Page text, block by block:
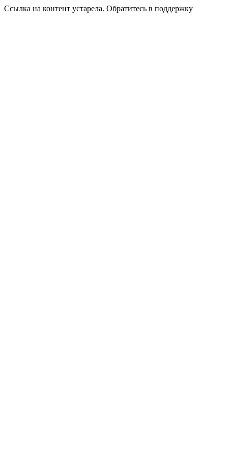
Ссылка на контент устарела. Обратитесь в поддержку